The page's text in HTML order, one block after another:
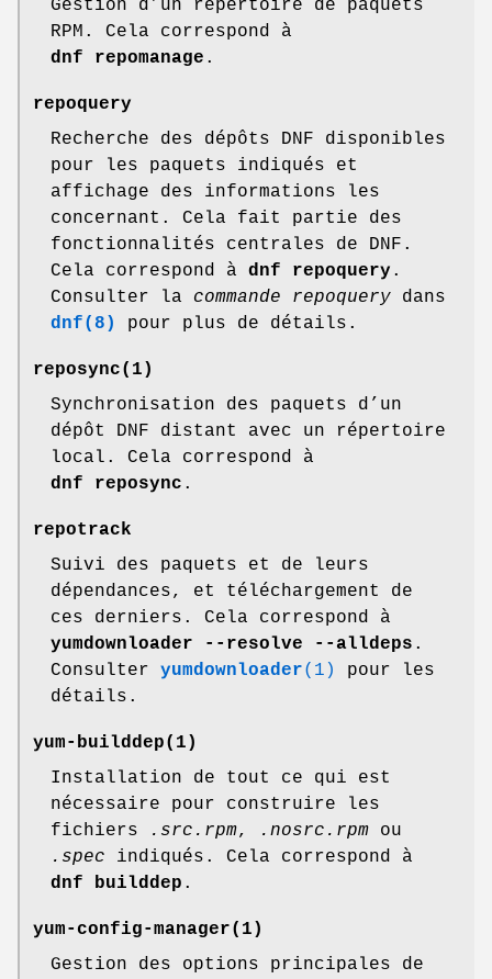
Gestion d’un répertoire de paquets
RPM. Cela correspond à
dnf repomanage .
repoquery
Recherche des dépôts DNF disponibles
pour les paquets indiqués et
affichage des informations les
concernant. Cela fait partie des
fonctionnalités centrales de DNF.
Cela correspond à dnf repoquery .
Consulter la commande repoquery dans
dnf(8)
pour plus de détails.
reposync(1)
Synchronisation des paquets d’un
dépôt DNF distant avec un répertoire
local. Cela correspond à
dnf reposync .
repotrack
Suivi des paquets et de leurs
dépendances, et téléchargement de
ces derniers. Cela correspond à
yumdownloader --resolve --alldeps .
Consulter yumdownloader(1)
pour les
détails.
yum-builddep(1)
Installation de tout ce qui est
nécessaire pour construire les
fichiers
.src.rpm, .nosrc.rpm ou
.spec indiqués. Cela correspond à
dnf builddep .
yum-config-manager(1)
Gestion des options principales de